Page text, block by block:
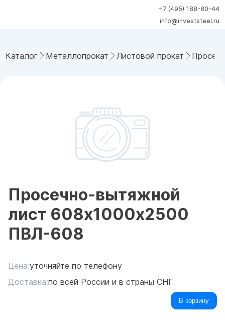
+7 (495) 188-80-44
info@investsteel.ru
Каталог Металлопрокат Листовой прокат
Просечно-вытяжной
лист 608х1000х2500
ПВЛ-608
Цена:уточняйте по телефону
Доставка:по всей России и в страны СНГ
В корзину